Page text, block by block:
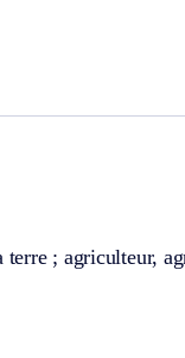
terre ; agriculteur,